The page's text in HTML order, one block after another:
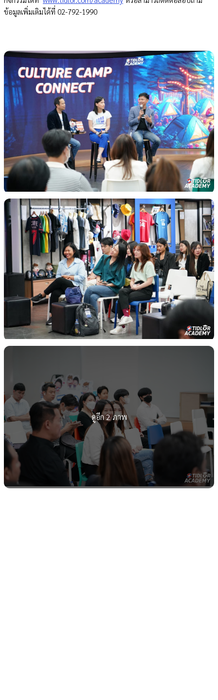
ข้อมูลเพิ่มเติมได้ที่ 02-792-1990
ดูอีก 2 ภาพ